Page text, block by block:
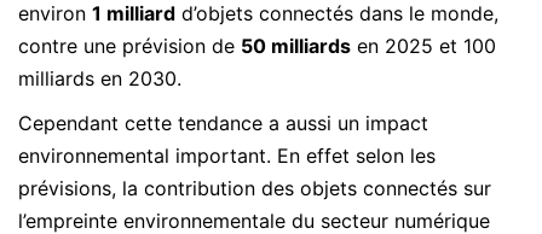
environ 1 milliard d’objets connectés dans le monde,
contre une prévision de 50 milliards en 2025 et 100
milliards en 2030.
Cependant cette tendance a aussi un impact
environnemental important. En effet selon les
prévisions, la contribution des objets connectés sur
l’empreinte environnementale du secteur numérique